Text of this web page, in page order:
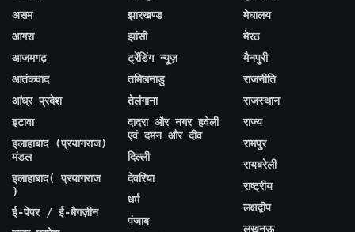
असम
आगरा
आजमगढ़
आतंकवाद
आंध्र प्रदेश
इटावा
इलाहाबाद (प्रयागराज)
मंडल
इलाहाबाद( प्रयागराज
)
ई-पेपर / ई-मैगज़ीन
झारखण्ड
झांसी
ट्रेंडिंग न्यूज़
तमिलनाडु
तेलंगाना
दादरा और नगर हवेली
एवं दमन और दीव
दिल्ली
देवरिया
धर्म
पंजाब
मेघालय
मेरठ
मैनपुरी
राजनीति
राजस्थान
राज्य
रामपुर
रायबरेली
राष्ट्रीय
लक्षद्वीप
लखनऊ